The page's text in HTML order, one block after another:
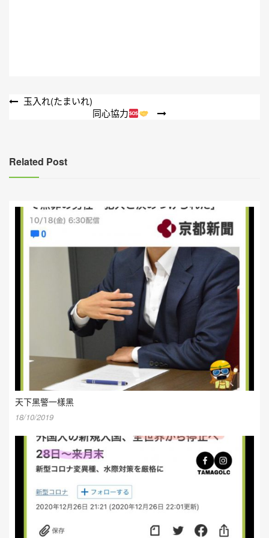
文
覽
玉入れ(たまいれ)
同心協力
Related Post
天下黑警一樣黑
18/10/2019